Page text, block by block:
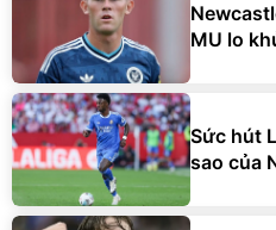
MU lo
Sức hút
sao của